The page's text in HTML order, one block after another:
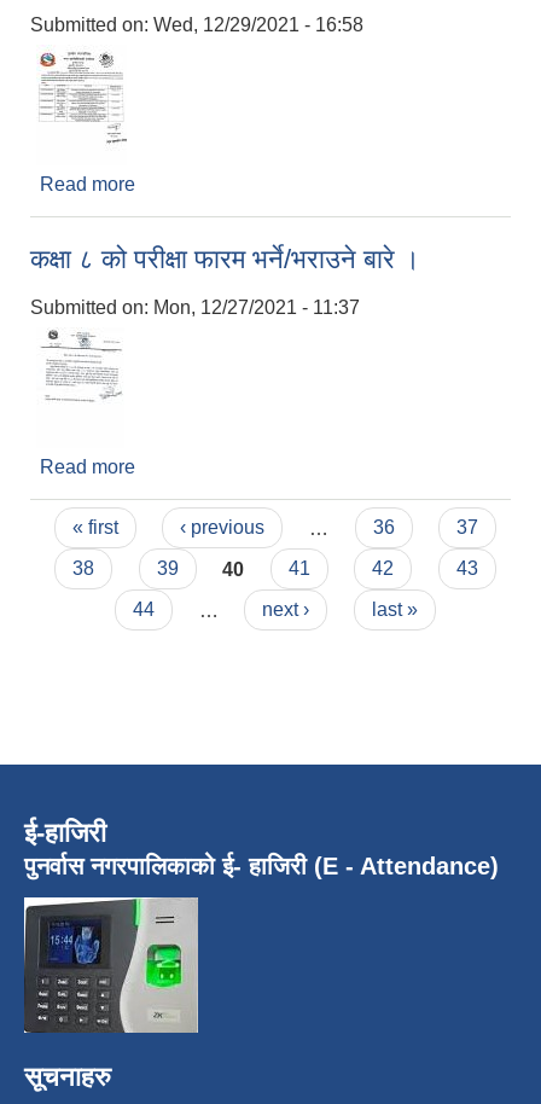
Submitted on: Wed, 12/29/2021 - 16:58
Read more
कक्षा ८ को परीक्षा फारम भर्ने/भराउने बारे ।
Submitted on: Mon, 12/27/2021 - 11:37
Read more
Pages
« first ‹ previous 36
37
38
39 40 41 42
43
44
next › last »
ई-हाजिरी
पुनर्वास नगरपालिकाको ई- हाजिरी (E - Attendance)
सूचनाहरु